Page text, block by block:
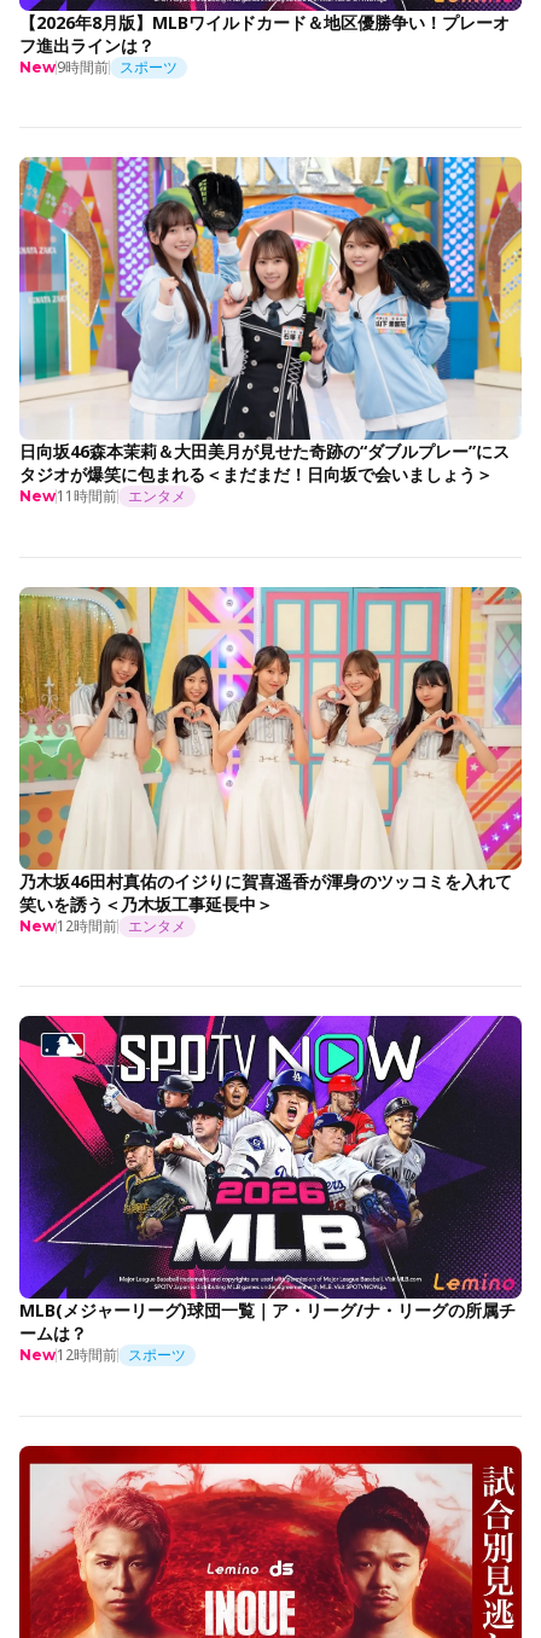
【2026年8月版】MLBワイルドカード＆地区優勝争い！プレーオ
フ進出ラインは？
New9時間前 スポーツ
日向坂46森本茉莉＆大田美月が見せた奇跡の“ダブルプレー”にス
タジオが爆笑に包まれる＜まだまだ！日向坂で会いましょう＞
New11時間前 エンタメ
乃木坂46田村真佑のイジりに賀喜遥香が渾身のツッコミを入れて
笑いを誘う＜乃木坂工事延長中＞
New12時間前 エンタメ
MLB(メジャーリーグ)球団一覧｜ア・リーグ/ナ・リーグの所属チ
ームは？
New12時間前 スポーツ